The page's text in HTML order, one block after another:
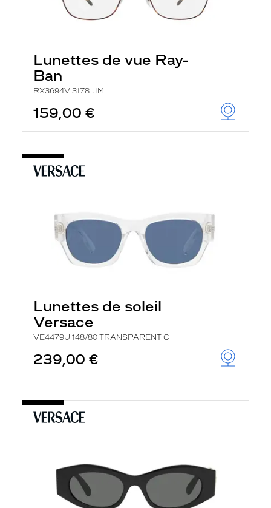
Lunettes de vue Ray-
Ban
RX3694V 3178 JIM
159,00 €
Lunettes de soleil
Versace
VE4479U 148/80 TRANSPARENT C
239,00 €